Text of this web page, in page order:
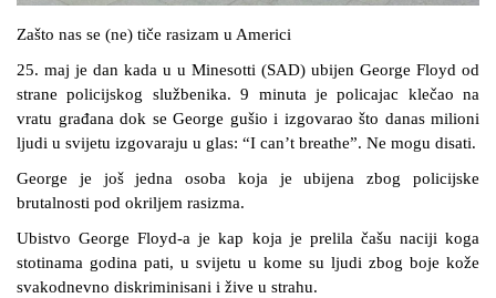
Zašto nas se (ne) tiče rasizam u Americi
25. maj je dan kada u u Minesotti (SAD) ubijen George Floyd od
strane policijskog službenika. 9 minuta je policajac klečao na
vratu građana dok se George gušio i izgovarao što danas milioni
ljudi u svijetu izgovaraju u glas: “I can’t breathe”. Ne mogu disati.
George je još jedna osoba koja je ubijena zbog policijske
brutalnosti pod okriljem rasizma.
Ubistvo George Floyd-a je kap koja je prelila čašu naciji koga
stotinama godina pati, u svijetu u kome su ljudi zbog boje kože
svakodnevno diskriminisani i žive u strahu.